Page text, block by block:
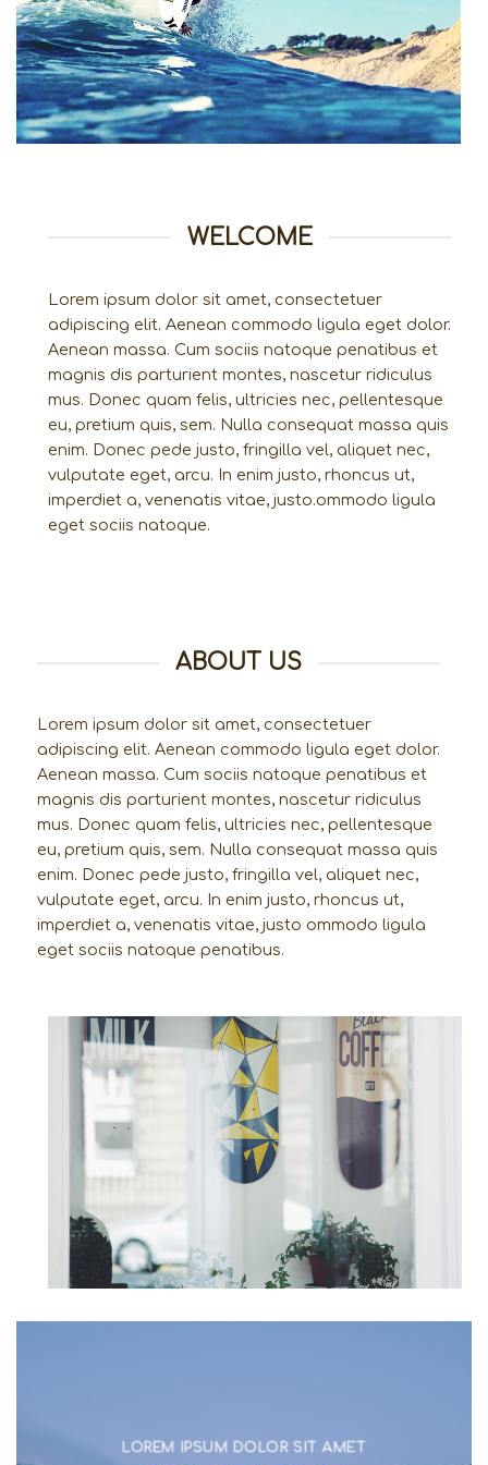
WELCOME
Lorem ipsum dolor sit amet, consectetuer
adipiscing elit. Aenean commodo ligula eget dolor.
Aenean massa. Cum sociis natoque penatibus et
magnis dis parturient montes, nascetur ridiculus
mus. Donec quam felis, ultricies nec, pellentesque
eu, pretium quis, sem. Nulla consequat massa quis
enim. Donec pede justo, fringilla vel, aliquet nec,
vulputate eget, arcu. In enim justo, rhoncus ut,
imperdiet a, venenatis vitae, justo.ommodo ligula
eget sociis natoque.
ABOUT US
Lorem ipsum dolor sit amet, consectetuer
adipiscing elit. Aenean commodo ligula eget dolor.
Aenean massa. Cum sociis natoque penatibus et
magnis dis parturient montes, nascetur ridiculus
mus. Donec quam felis, ultricies nec, pellentesque
eu, pretium quis, sem. Nulla consequat massa quis
enim. Donec pede justo, fringilla vel, aliquet nec,
vulputate eget, arcu. In enim justo, rhoncus ut,
imperdiet a, venenatis vitae, justo ommodo ligula
eget sociis natoque penatibus.
LOREM IPSUM DOLOR SIT AMET